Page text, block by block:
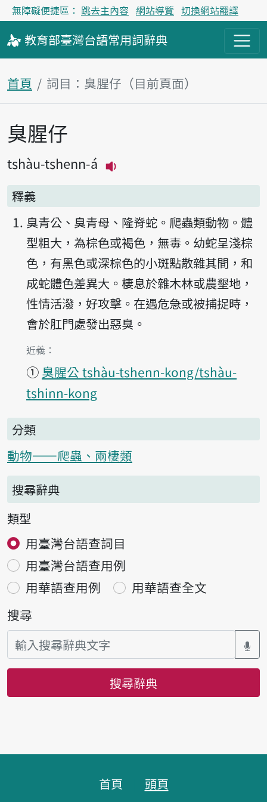
無障礙便捷區： 跳去主內容 網站導覽 切換網站翻譯
教育部臺灣台語常用詞辭典
首頁 詞目：臭腥仔（目前頁面）
主內容區塊
臭腥仔
tshàu-tshenn-á
釋義
臭青公、臭青母、隆脊蛇。爬蟲類動物。體
型粗大，為棕色或褐色，無毒。幼蛇呈淺棕
色，有黑色或深棕色的小斑點散雜其間，和
成蛇體色差異大。棲息於雜木林或農墾地，
性情活潑，好攻擊。在遇危急或被捕捉時，
會於肛門處發出惡臭。
第1項釋義的
近義：
① 臭腥公 tshàu-tshenn-kong/tshàu-
tshinn-kong
分類
動物——爬蟲、兩棲類
搜尋辭典
類型
用臺灣台語查詞目
用臺灣台語查用例
用華語查用例
用華語查全文
搜尋
搜尋辭典
首頁 頭頁